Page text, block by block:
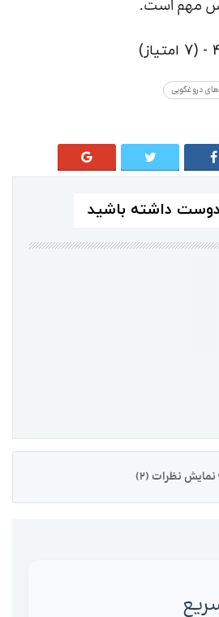
مهم است.
دروغگویی
داشته باشید
نمایش نظرات (2)